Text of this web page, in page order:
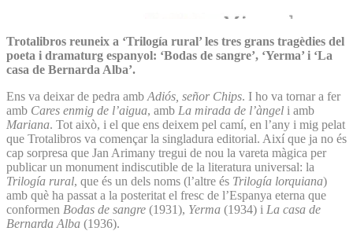
Trotalibros reuneix a ‘Trilogía rural’ les tres grans tragèdies del
poeta i dramaturg espanyol: ‘Bodas de sangre’, ‘Yerma’ i ‘La
casa de Bernarda Alba’.
Ens va deixar de pedra amb Adiós, señor Chips. I ho va tornar a fer
amb Cares enmig de l’aigua, amb La mirada de l’àngel i amb
Mariana. Tot això, i el que ens deixem pel camí, en l’any i mig pelat
que Trotalibros va començar la singladura editorial. Així que ja no és
cap sorpresa que Jan Arimany tregui de nou la vareta màgica per
publicar un monument indiscutible de la literatura universal: la
Trilogía rural, que és un dels noms (l’altre és Trilogía lorquiana)
amb què ha passat a la posteritat el fresc de l’Espanya eterna que
conformen Bodas de sangre (1931), Yerma (1934) i La casa de
Bernarda Alba (1936).